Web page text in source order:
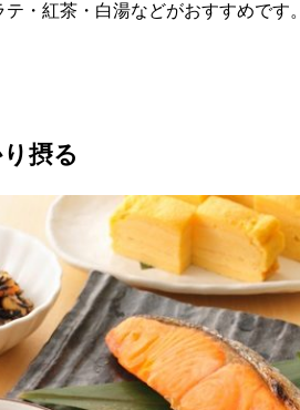
・紅茶・白湯などがおすすめです。
摂る